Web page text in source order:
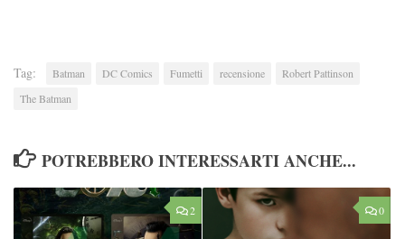
Tag: Batman DC Comics Fumetti recensione
Robert Pattinson
The Batman
POTREBBERO INTERESSARTI ANCHE...
2 0